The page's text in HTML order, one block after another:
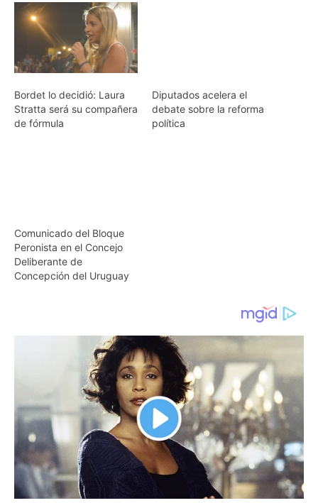
Bordet lo decidió: Laura
Stratta será su compañera
de fórmula